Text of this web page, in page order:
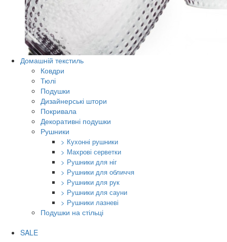
Домашній текстиль
Ковдри
Тюлі
Подушки
Дизайнерські штори
Покривала
Декоративні подушки
Рушники
> Кухонні рушники
> Махрові серветки
> Рушники для ніг
> Рушники для обличчя
> Рушники для рук
> Рушники для сауни
> Рушники лазневі
Подушки на стільці
SALE